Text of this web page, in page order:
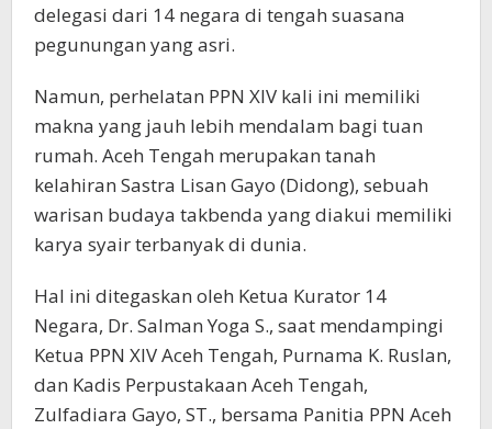
delegasi dari 14 negara di tengah suasana
pegunungan yang asri.
Namun, perhelatan PPN XIV kali ini memiliki
makna yang jauh lebih mendalam bagi tuan
rumah. Aceh Tengah merupakan tanah
kelahiran Sastra Lisan Gayo (Didong), sebuah
warisan budaya takbenda yang diakui memiliki
karya syair terbanyak di dunia.
Hal ini ditegaskan oleh Ketua Kurator 14
Negara, Dr. Salman Yoga S., saat mendampingi
Ketua PPN XIV Aceh Tengah, Purnama K. Ruslan,
dan Kadis Perpustakaan Aceh Tengah,
Zulfadiara Gayo, ST., bersama Panitia PPN Aceh